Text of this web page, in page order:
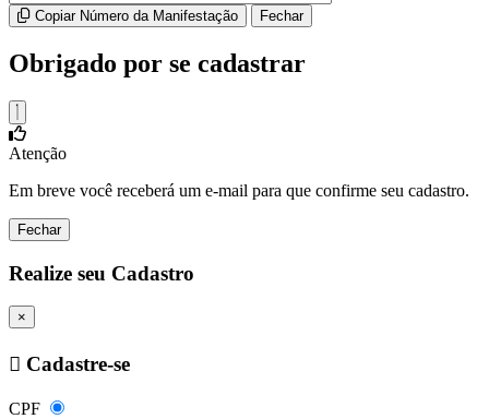
Copiar Número da Manifestação Fechar
Obrigado por se cadastrar
Atenção
Em breve você receberá um e-mail para que confirme seu cadastro.
Fechar
Realize seu Cadastro
×
Cadastre-se
CPF